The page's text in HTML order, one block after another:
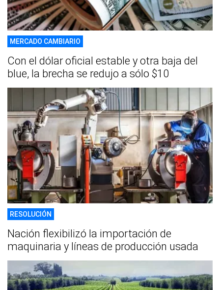
MERCADO CAMBIARIO
Con el dólar oficial estable y otra baja del
blue, la brecha se redujo a sólo $10
RESOLUCIÓN
Nación flexibilizó la importación de
maquinaria y líneas de producción usada